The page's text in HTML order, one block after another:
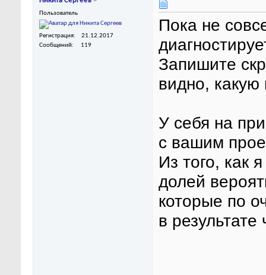
Пользователь
Регистрация
21.12.2017
Сообщений
119
Пока не
Запишите
видно, какую
У себя на
с вашим
Из того, как
долей
которые по
в результате